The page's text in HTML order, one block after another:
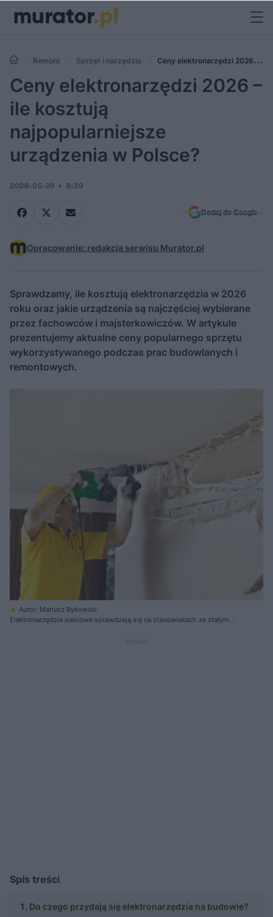
Remont Sprzęt i narzędzia
Ceny elektronarzędzi 2026 – ile
kosztują najpopularniejsze urządzenia w Polsce?
Ceny elektronarzędzi 2026 –
ile kosztują
najpopularniejsze
urządzenia w Polsce?
2026-05-29 8:39
Dodaj do Google
Opracowanie: redakcja serwisu Murator.pl
Sprawdzamy, ile kosztują elektronarzędzia w 2026
roku oraz jakie urządzenia są najczęściej wybierane
przez fachowców i majsterkowiczów. W artykule
prezentujemy aktualne ceny popularnego sprzętu
wykorzystywanego podczas prac budowlanych i
remontowych.
Autor: Mariusz Bykowski
Elektronarzędzia sieciowe sprawdzają się na stanowiskach ze stałym
Spis treści
Do czego przydają się elektronarzędzia na budowie?